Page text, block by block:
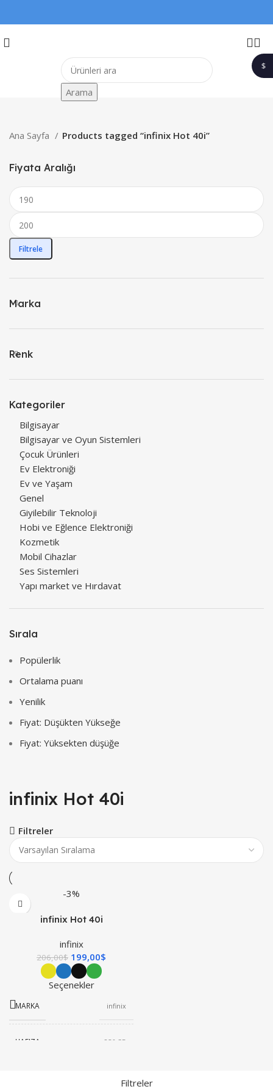
Arama
Ana Sayfa Products tagged “infinix Hot 40i”
Fiyata Aralığı
Filtrele
Marka
Renk
Kategoriler
Bilgisayar
Bilgisayar ve Oyun Sistemleri
Çocuk Ürünleri
Ev Elektroniği
Ev ve Yaşam
Genel
Giyilebilir Teknoloji
Hobi ve Eğlence Elektroniği
Kozmetik
Mobil Cihazlar
Ses Sistemleri
Yapı market ve Hırdavat
Sırala
Popülerlik
Ortalama puanı
Yenilik
Fiyat: Düşükten Yükseğe
Fiyat: Yüksekten düşüğe
infinix Hot 40i
Filtreler
-3%
infinix Hot 40i
infinix
206,00$ 199,00$
Seçenekler
MARKA infinix
HAFIZA 256 GB
Filtreler
$